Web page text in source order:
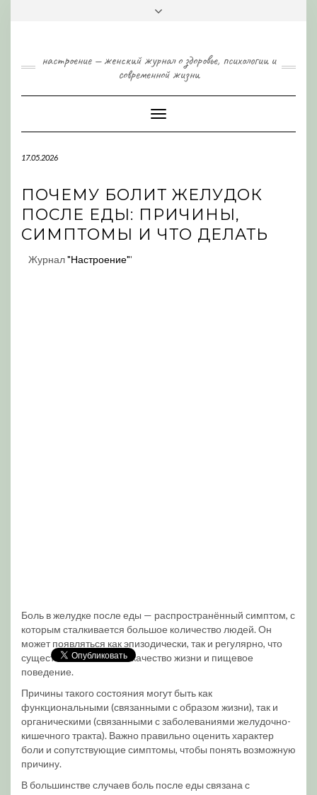
настроение — женский журнал о здоровье, психологии и
современной жизни
Toggle
Navigation
17.05.2026
ПОЧЕМУ БОЛИТ ЖЕЛУДОК
ПОСЛЕ ЕДЫ: ПРИЧИНЫ,
СИМПТОМЫ И ЧТО ДЕЛАТЬ
Журнал"Настроение"'
Боль в желудке после еды — распространённый симптом, с
которым сталкивается большое количество людей. Он
может появляться как эпизодически, так и регулярно, что
существенно влияет на качество жизни и пищевое
поведение.
Причины такого состояния могут быть как
функциональными (связанными с образом жизни), так и
органическими (связанными с заболеваниями желудочно-
кишечного тракта). Важно правильно оценить характер
боли и сопутствующие симптомы, чтобы понять возможную
причину.
В большинстве случаев боль после еды связана с